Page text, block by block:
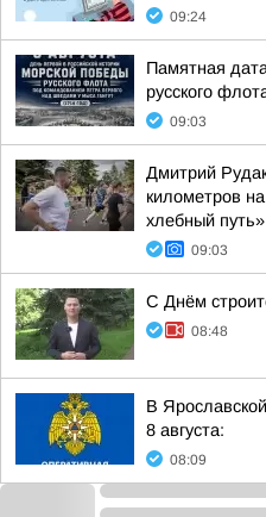
09:24
Памятная
русского
09:03
Дмитрий
километров
хлебный путь»
09:03
С Днём
08:48
В
8 августа:
08:09